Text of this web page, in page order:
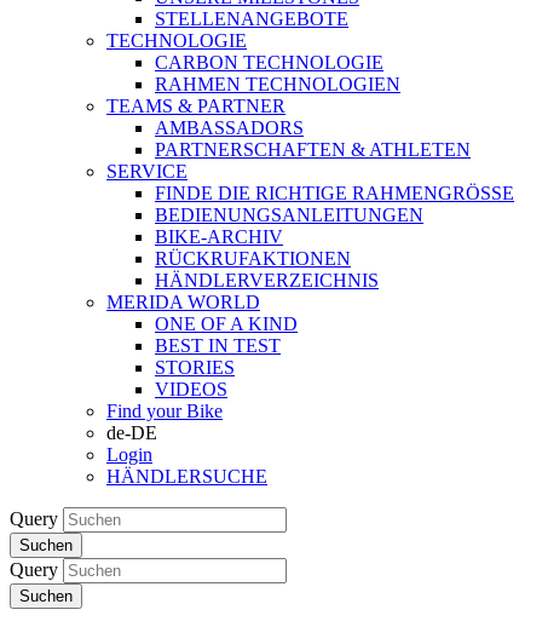
STELLENANGEBOTE
TECHNOLOGIE
CARBON TECHNOLOGIE
RAHMEN TECHNOLOGIEN
TEAMS & PARTNER
AMBASSADORS
PARTNERSCHAFTEN & ATHLETEN
SERVICE
FINDE DIE RICHTIGE RAHMENGRÖSSE
BEDIENUNGSANLEITUNGEN
BIKE-ARCHIV
RÜCKRUFAKTIONEN
HÄNDLERVERZEICHNIS
MERIDA WORLD
ONE OF A KIND
BEST IN TEST
STORIES
VIDEOS
Find your Bike
de-DE
Login
HÄNDLERSUCHE
Query
Suchen
Query
Suchen